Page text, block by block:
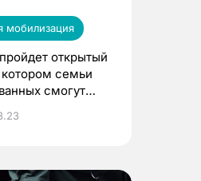
мобилизация
открытый
семьи
смогут